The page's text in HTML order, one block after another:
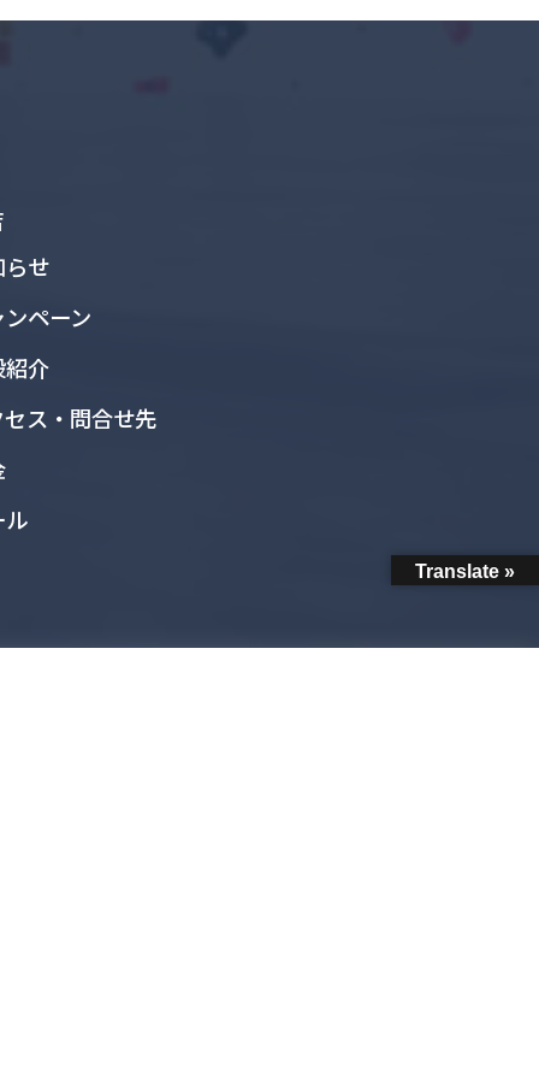
らせ
ペーン
紹介
ス・問合せ先
ル
Translate »